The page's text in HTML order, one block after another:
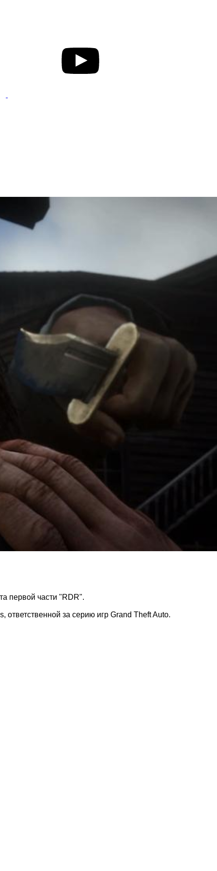
первой части "RDR".
за серию игр Grand Theft Auto.